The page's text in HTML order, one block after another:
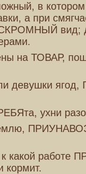
в котором
а при
вид;
на ТОВАР,
девушки ягод,
ухни
какой работе
кормит.